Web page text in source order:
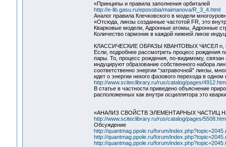
«Принципы и правила заполнения орбиталей
http://e-lib.gasu.ru/eposobia/maimanova/R_3_4.html
Аналог правила Клечковского в модели
«Отсюда, линзы созданные частотой FR, это
Кварковые модели, Адронные атомы, Адронные
Количество гармоник в каждой нижней линзе
КЛАССИЧЕСКИЕ ОБРАЗЫ КВАНТОВЫХ ЧИСЕЛ n,
Если, подробнее рассмотреть процесс
пары. То, процесс рождения, по-видимому,
индуцируют образование собственного набора
соответственно энергии “затравочной” линзы,
идет о энергии некого фазового перехода в
http://www.sciteclibrary.ru/rus/catalog/pages/
В статье в частности приведено объяснение
расположенных как внутри осциллятора это
«АНАЛИЗ СВОЙСТВ ЭЛЕМЕНТАРНЫХ
http://www.sciteclibrary.ru/rus/catalog/pages/
Обсуждение
http://quantmag.ppole.ru/forum/
http://quantmag.ppole.ru/forum/
http://quantmag.ppole.ru/forum/